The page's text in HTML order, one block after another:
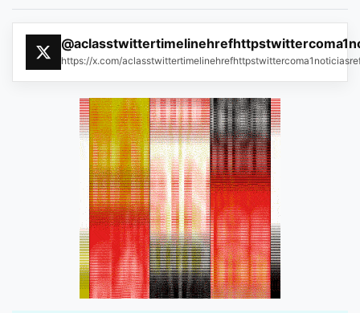
https://x.com/